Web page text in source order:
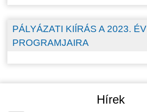
PÁLYÁZATI KIÍRÁS A 2023. ÉV
PROGRAMJAIRA
Hírek